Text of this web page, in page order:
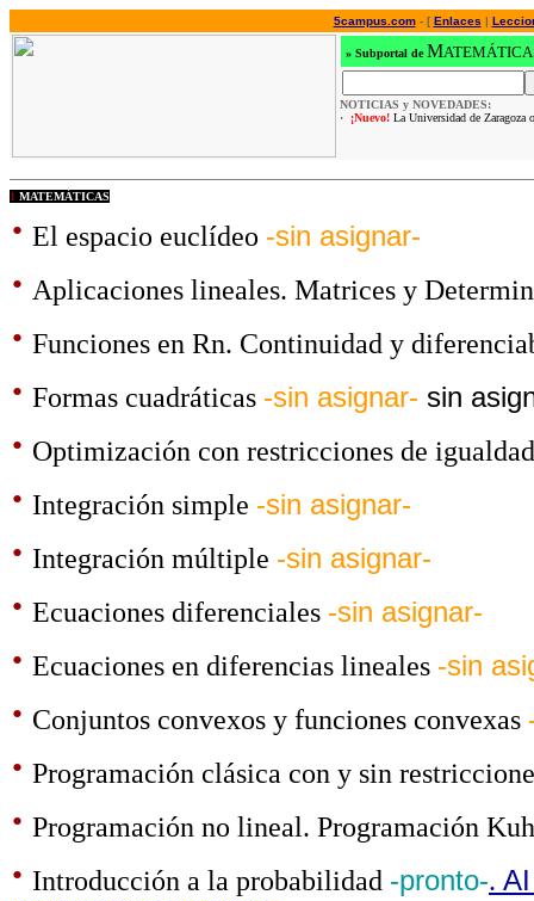
5campus.com - [Enlaces |
» Subportal de M
NOTICIAS y NOVEDADES:
·
¡Nuevo! La Universidad de Zaragoza
1 MATEMÁTICAS
· El espacio euclídeo -sin asignar-
· Aplicaciones lineales. Matrices y
· Funciones en Rn. Continuidad y
· Formas cuadráticas -sin asignar- sin
· Optimización con restricciones de
· Integración simple -sin asignar-
· Integración múltiple -sin asignar-
· Ecuaciones diferenciales -sin asignar-
· Ecuaciones en diferencias lineales -sin
· Conjuntos convexos y funciones convexas
· Programación clásica con y sin
· Programación no lineal. Programación
· Introducción a la probabilidad -pronto-.